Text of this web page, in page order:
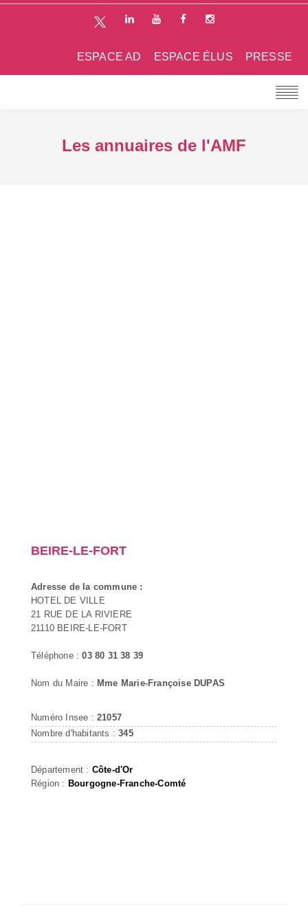
PRESSE
ESPACE ÉLUS
ESPACE AD
Les annuaires de l'AMF
BEIRE-LE-FORT
Adresse de la commune :
HOTEL DE VILLE
21 RUE DE LA RIVIERE
21110 BEIRE-LE-FORT
Téléphone :03 80 31 38 39
Nom du Maire : Mme Marie-Françoise DUPAS
Numéro Insee : 21057
Nombre d'habitants :345
Département : Côte-d'Or
Région : Bourgogne-Franche-Comté